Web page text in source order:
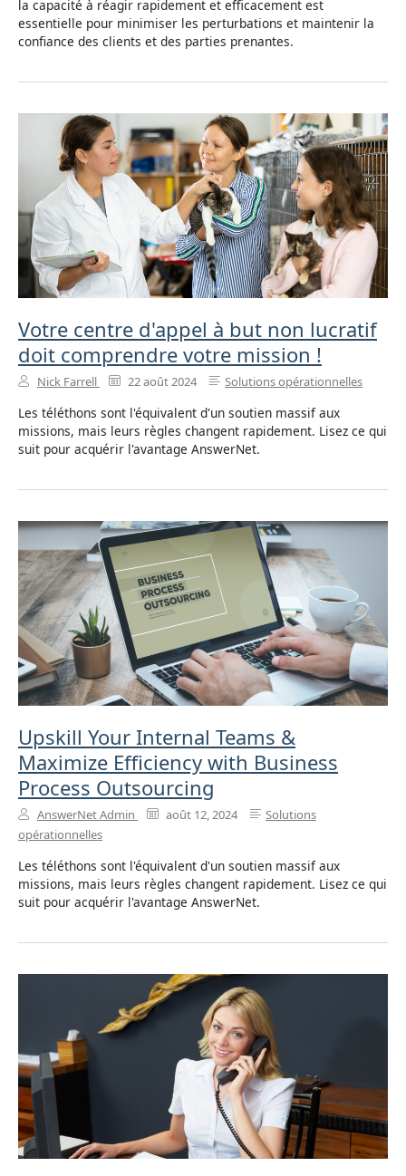
la capacité à réagir rapidement et efficacement est
essentielle pour minimiser les perturbations et maintenir la
confiance des clients et des parties prenantes.
Votre centre d'appel à but non lucratif
doit comprendre votre mission !
Nick Farrell 22 août 2024 Solutions opérationnelles
Les téléthons sont l'équivalent d'un soutien massif aux
missions, mais leurs règles changent rapidement. Lisez ce qui
suit pour acquérir l'avantage AnswerNet.
Upskill Your Internal Teams &
Maximize Efficiency with Business
Process Outsourcing
AnswerNet Admin août 12, 2024
Solutions
opérationnelles
Les téléthons sont l'équivalent d'un soutien massif aux
missions, mais leurs règles changent rapidement. Lisez ce qui
suit pour acquérir l'avantage AnswerNet.